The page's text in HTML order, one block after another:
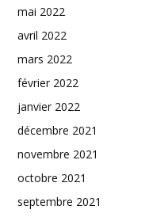
mai 2022
avril 2022
mars 2022
février 2022
janvier 2022
décembre 2021
novembre 2021
octobre 2021
septembre 2021